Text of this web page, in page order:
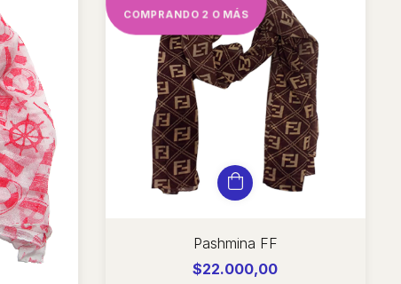
COMPRANDO 2 O MÁS
Pashmina FF
$22.000,00